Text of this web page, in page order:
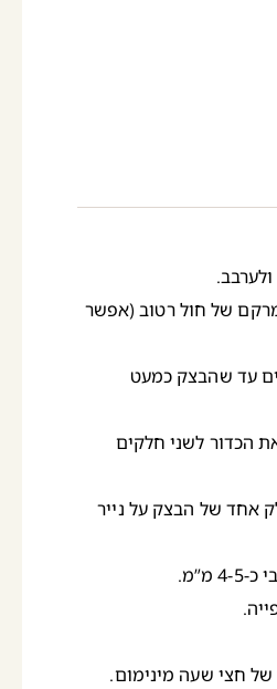
של חול רטוב (אפשר
עד שהבצק כמעט
הכדור לשני חלקים
אחד של הבצק על נייר
מ”מ.
חצי שעה מינימום.